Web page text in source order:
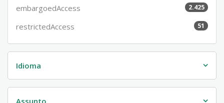
embargoedAccess 2.425
restrictedAccess 51
Idioma